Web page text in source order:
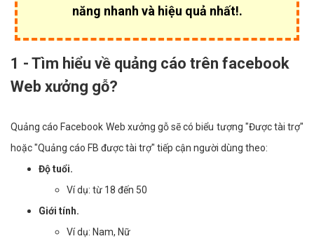
năng nhanh và hiệu quả nhất!.
1 - Tìm hiểu về quảng cáo trên facebook
Web xưởng gỗ?
Quảng cáo Facebook Web xưởng gỗ sẽ có biểu tượng "Được tài trợ"
hoặc "Quảng cáo FB được tài trợ" tiếp cận người dùng theo:
Độ tuổi.
Ví dụ: từ 18 đến 50
Giới tính.
Ví dụ: Nam, Nữ